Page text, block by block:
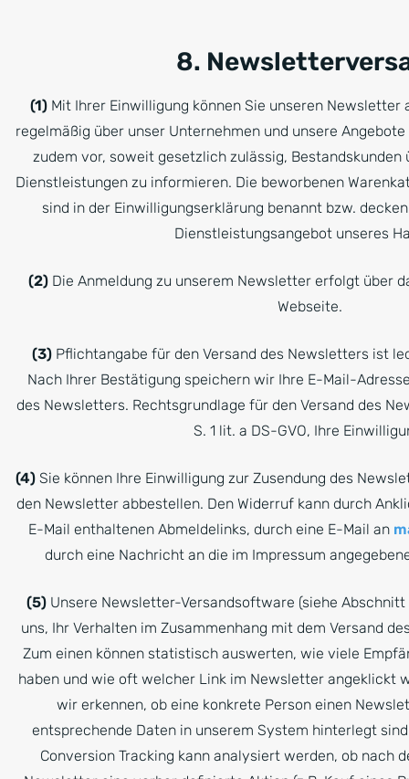
8.
(1)Mit Ihrer Einwilligung können Sie unseren Newsletter
regelmäßig über unser Unternehmen und unsere
zudem vor, soweit gesetzlich zulässig, Bestandskunden
Dienstleistungen zu informieren. Die beworbenen
sind in der Einwilligungserklärung benannt bzw.
Dienstleistungsangebot unseres
(2) Die Anmeldung zu unserem Newsletter erfolgt über
Webseite.
(3) Pflichtangabe für den Versand des Newsletters ist
Nach Ihrer Bestätigung speichern wir Ihre E-Mail-
des Newsletters. Rechtsgrundlage für den Versand des
S. 1 lit. a DS-GVO, Ihre
(4)Sie können Ihre Einwilligung zur Zusendung des
den Newsletter abbestellen. Den Widerruf kann durch
E-Mail enthaltenen Abmeldelinks, durch eine E-Mail an
durch eine Nachricht an die im Impressum
(5) Unsere Newsletter-Versandsoftware (siehe Abschnitt
uns, Ihr Verhalten im Zusammenhang mit dem Versand
Zum einen können statistisch auswerten, wie viele
haben und wie oft welcher Link im Newsletter angeklickt
wir erkennen, ob eine konkrete Person einen
entsprechende Daten in unserem System hinterlegt
Conversion Tracking kann analysiert werden, ob nach